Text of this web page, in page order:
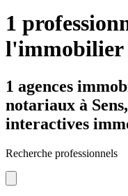
1
l'immobilier
1 agences
notariaux à
interactives
Recherche professionnels